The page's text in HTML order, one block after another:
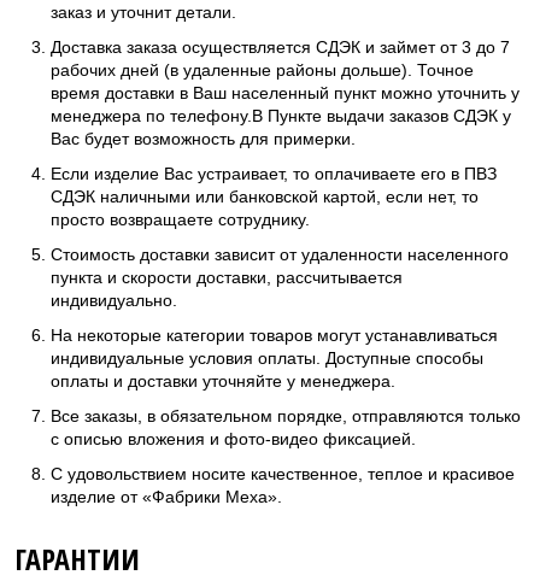
заказ и уточнит детали.
Доставка заказа осуществляется СДЭК и займет от 3 до 7
рабочих дней (в удаленные районы дольше). Точное
время доставки в Ваш населенный пункт можно уточнить у
менеджера по телефону.В Пункте выдачи заказов СДЭК у
Вас будет возможность для примерки.
Если изделие Вас устраивает, то оплачиваете его в ПВЗ
СДЭК наличными или банковской картой, если нет, то
просто возвращаете сотруднику.
Стоимость доставки зависит от удаленности населенного
пункта и скорости доставки, рассчитывается
индивидуально.
На некоторые категории товаров могут устанавливаться
индивидуальные условия оплаты. Доступные способы
оплаты и доставки уточняйте у менеджера.
Все заказы, в обязательном порядке, отправляются только
с описью вложения и фото-видео фиксацией.
С удовольствием носите качественное, теплое и красивое
изделие от «Фабрики Меха».
ГАРАНТИИ